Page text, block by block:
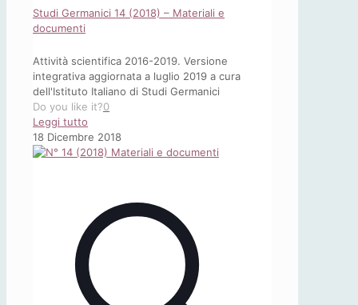
Studi Germanici 14 (2018) – Materiali e
documenti
Attività scientifica 2016-2019. Versione
integrativa aggiornata a luglio 2019 a cura
dell'Istituto Italiano di Studi Germanici
Do you like it?0
Leggi tutto
Studi
Germanici
Materiali
e
documenti
18 Dicembre 2018